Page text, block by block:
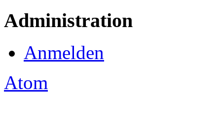
Administration
Anmelden
Atom